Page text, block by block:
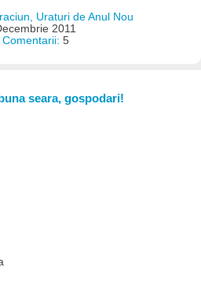
Uraturi de Anul Nou
2011
Comentarii: 5
seara, gospodari!